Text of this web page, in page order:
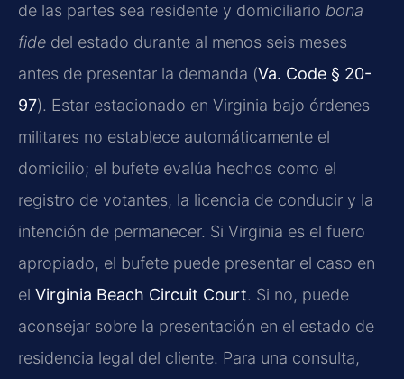
de las partes sea residente y domiciliario bona
fide del estado durante al menos seis meses
antes de presentar la demanda (Va. Code § 20-
97). Estar estacionado en Virginia bajo órdenes
militares no establece automáticamente el
domicilio; el bufete evalúa hechos como el
registro de votantes, la licencia de conducir y la
intención de permanecer. Si Virginia es el fuero
apropiado, el bufete puede presentar el caso en
el Virginia Beach Circuit Court. Si no, puede
aconsejar sobre la presentación en el estado de
residencia legal del cliente. Para una consulta,